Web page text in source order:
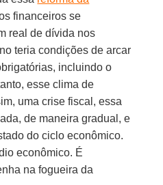
financeiros se
real de dívida nos
teria condições de arcar
incluindo o
esse clima de
uma crise fiscal, essa
de maneira gradual, e
do ciclo econômico.
econômico. É
na fogueira da